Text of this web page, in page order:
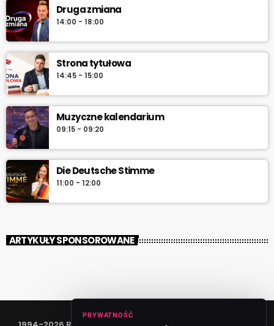
Druga zmiana
14:00 - 18:00
Strona tytułowa
14:45 - 15:00
Muzyczne kalendarium
09:15 - 09:20
Die Deutsche Stimme
11:00 - 12:00
ARTYKUŁY SPONSOROWANE
PRYWATNOŚĆ